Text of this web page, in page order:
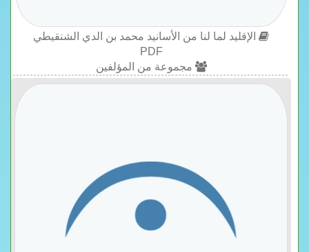
الإقليد لما لنا من الأسانيد محمد بن الدي الشنقيطي
PDF
مجموعة من المؤلفين